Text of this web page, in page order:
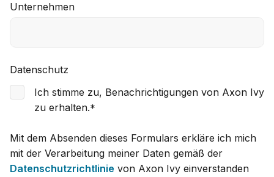
Unternehmen
Datenschutz
Ich stimme zu, Benachrichtigungen von Axon Ivy
zu erhalten.*
Mit dem Absenden dieses Formulars erkläre ich mich
mit der Verarbeitung meiner Daten gemäß der
Datenschutzrichtlinie von Axon Ivy einverstanden